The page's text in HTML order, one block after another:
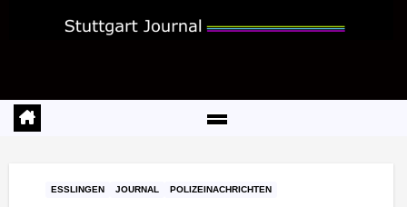
ESSLINGEN JOURNAL POLIZEINACHRICHTEN